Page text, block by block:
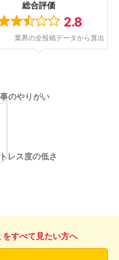
総合評価
2.8
業界の全投稿データから算出
をすべて見たい方へ